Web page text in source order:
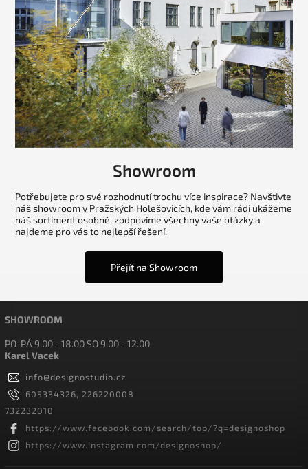
Showroom
Potřebujete pro své rozhodnutí trochu více inspirace? Navštivte
náš showroom v Pražských Holešovicích, kde vám rádi ukážeme
náš sortiment osobně, zodpovíme všechny vaše otázky a
najdeme pro vás to nejlepší řešení.
Přejít na Showroom
SHOWROOM
PO-PÁ 9.00 - 18.00 SO 9.00 - 12.00
Karel Vacek
info@designostudio.cz
605334326, 226220008
732232010
https://www.facebook.com/search/top/?q=designoshop
https://www.instagram.com/designoshop/